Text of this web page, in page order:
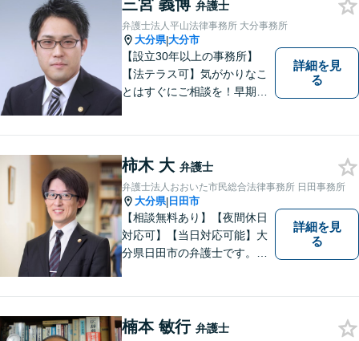
三宮 義博 弁護士
弁護士法人平山法律事務所 大分事務所
大分県|大分市
【設立30年以上の事務所】
【法テラス可】気がかりなこ
とはすぐにご相談を！早期対
など幅広い問題に柔軟に対応
いたします。【駐車場あり】
詳細を見
る
柿木 大 弁護士
弁護士法人おおいた市民総合法律事務所 日田事務所
大分県| 日田市
【相談無料あり】【夜間休日
対応可】【当日対応可能】大
分県日田市の弁護士です。離
詳細を見
る
楠本 敏行 弁護士